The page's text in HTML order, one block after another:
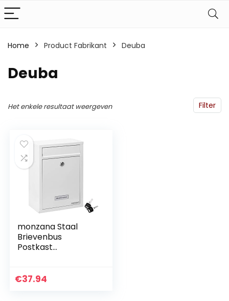
Home Product Fabrikant ‎Deuba
‎Deuba
Filter
Het enkele resultaat weergeven
monzana Staal
Brievenbus
Postkast
Muur Montage Wit
€37.94